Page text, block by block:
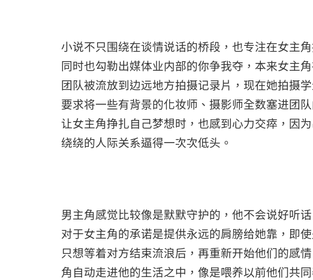
小说不只围绕在谈情说话的桥段，也专注在女主
同时也勾勒出媒体业内部的你争我夺，本来女主
团队被流放到边远地方拍摄记录片，现在她拍摄
要求将一些有背景的化妆师、摄影师全数塞进团
让女主角挣扎自己梦想时，也感到心力交瘁，因
绕绕的人际关系逼得一次次低头。
男主角感觉比较像是默默守护的，他不会说好听
对于女主角的承诺是提供永远的肩膀给她靠，即
只想等着对方结束流浪后，再重新开始他们的感
角自动走进他的生活之中，像是喂养以前他们共